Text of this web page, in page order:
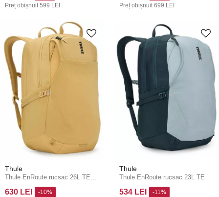
Preț obișnuit 599 LEI Preț obișnuit 699 LEI
Thule
Thule EnRoute rucsac 26L TEBP5316 - Pale Yellow
630 LEI -10%
Thule
Thule EnRoute rucsac 23L TEBP5216 - Soft Blue/Darkest Blue
534 LEI -11%